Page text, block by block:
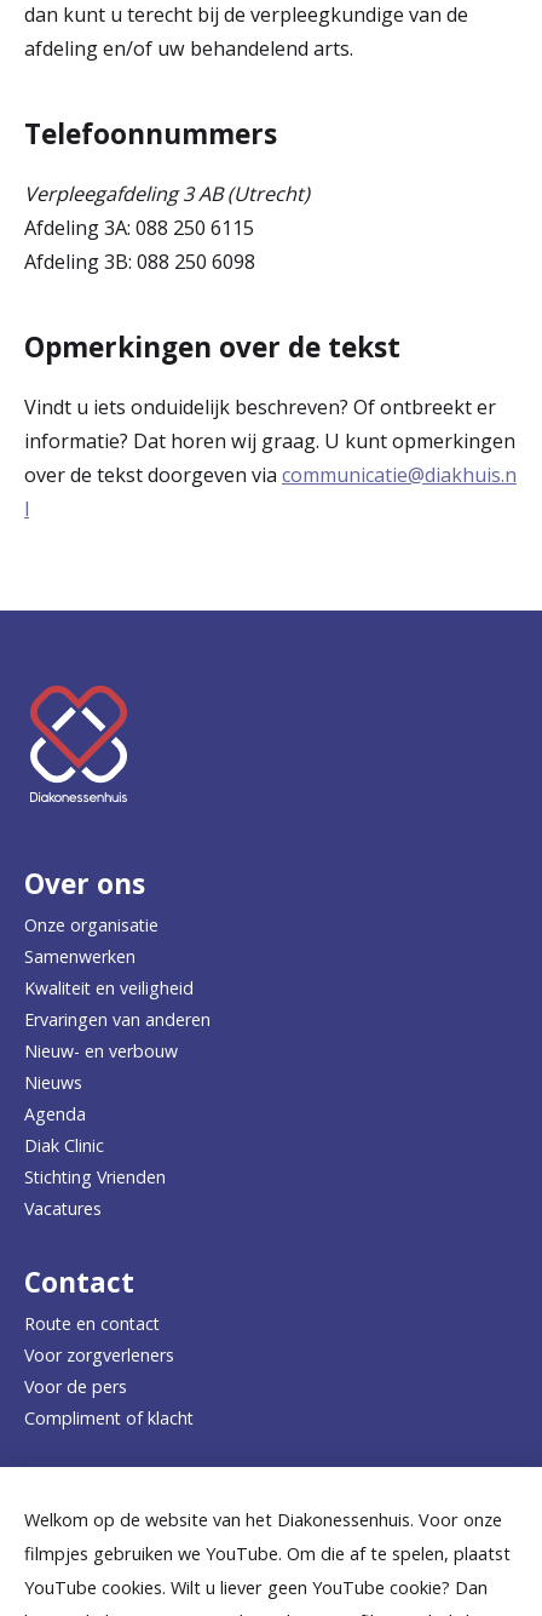
dan kunt u terecht bij de verpleegkundige van de
afdeling en/of uw behandelend arts.
Telefoonnummers
Verpleegafdeling 3 AB (Utrecht)
Afdeling 3A: 088 250 6115
Afdeling 3B: 088 250 6098
Opmerkingen over de tekst
Vindt u iets onduidelijk beschreven? Of ontbreekt er
informatie? Dat horen wij graag. U kunt opmerkingen
over de tekst doorgeven via communicatie@diakhuis.n
l
Welkom op de website van het Diakonessenhuis. Voor onze
filmpjes gebruiken we YouTube. Om die af te spelen, plaatst
YouTube cookies. Wilt u liever geen YouTube cookie? Dan
K
e
e
t
e
r
u
g
n
a
a
d
e
h
o
p
a
Over ons
Onze organisatie
Samenwerken
Kwaliteit en veiligheid
Ervaringen van anderen
Nieuw- en verbouw
Nieuws
Agenda
Diak Clinic
Stichting Vrienden
Vacatures
Contact
Route en contact
Voor zorgverleners
Voor de pers
Compliment of klacht
Dicht bij jou
B
B
B
B
B